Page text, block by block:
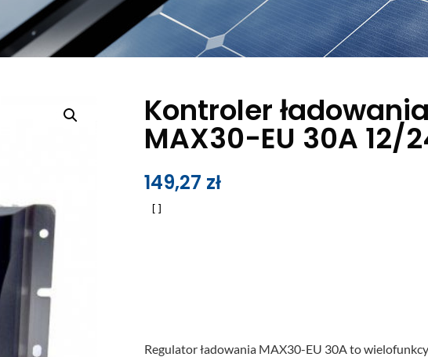
Kontroler ładowania
MAX30-EU 30A 12/
149,27 zł
Regulator ładowania MAX30-EU 30A to